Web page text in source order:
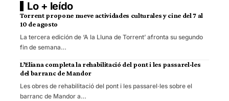
Lo + leído
Torrent propone nueve actividades culturales y cine del 7 al
10 de agosto
La tercera edición de ‘A la Lluna de Torrent’ afronta su segundo
fin de semana…
L’Eliana completa la rehabilitació del pont i les passarel·les
del barranc de Mandor
Les obres de rehabilitació del pont i les passarel·les sobre el
barranc de Mandor a…